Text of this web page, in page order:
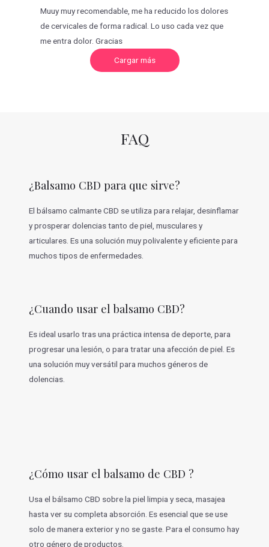
Muuy muy recomendable, me ha reducido los dolores
de cervicales de forma radical. Lo uso cada vez que
me entra dolor. Gracias
Cargar másC
r
i
o
e
s
FAQ
¿Balsamo CBD para que sirve?
El bálsamo calmante CBD se utiliza para relajar, desinflamar
y prosperar dolencias tanto de piel, musculares y
articulares. Es una solución muy polivalente y eficiente para
muchos tipos de enfermedades.
¿Cuando usar el balsamo CBD?
Es ideal usarlo tras una práctica intensa de deporte, para
progresar una lesión, o para tratar una afección de piel. Es
una solución muy versátil para muchos géneros de
dolencias.
¿Cómo usar el balsamo de CBD ?
Usa el bálsamo CBD sobre la piel limpia y seca, masajea
hasta ver su completa absorción. Es esencial que se use
solo de manera exterior y no se gaste. Para el consumo hay
otro género de productos.